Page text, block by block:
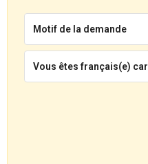
Motif de la demande
Vous êtes français(e) car